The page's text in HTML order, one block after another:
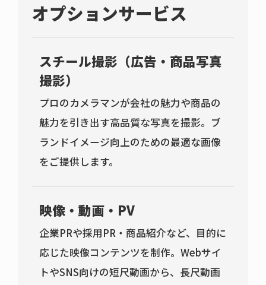
オプションサービス
スチール撮影（広告・商品写真
撮影）
プロのカメラマンが会社の魅力や商品の
魅力を引き出す高品質な写真を撮影。ブ
ランドイメージ向上のための最適な画像
をご提供します。
映像・動画・PV
企業PRや採用PR・商品紹介など、目的に
応じた映像コンテンツを制作。Webサイ
トやSNS向けの短尺動画から、長尺動画